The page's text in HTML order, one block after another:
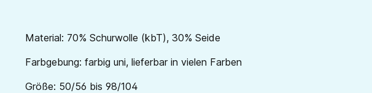
Material: 70% Schurwolle (kbT), 30% Seide
Farbgebung: farbig uni, lieferbar in vielen Farben
Größe: 50/56 bis 98/104